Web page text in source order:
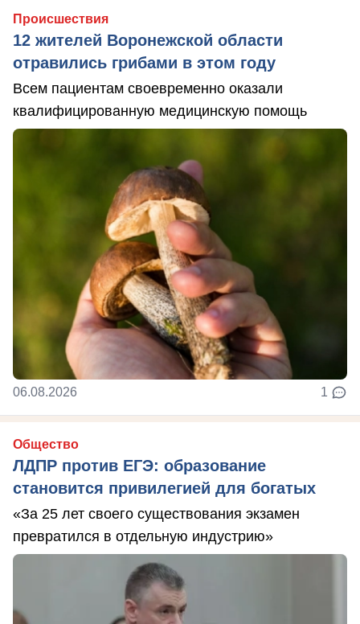
Происшествия
12 жителей Воронежской области
отравились грибами в этом году
Всем пациентам своевременно оказали
квалифицированную медицинскую помощь
06.08.2026 1
Общество
ЛДПР против ЕГЭ: образование
становится привилегией для богатых
«За 25 лет своего существования экзамен
превратился в отдельную индустрию»